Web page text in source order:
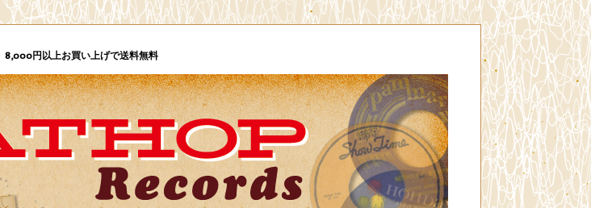
8,000円以上お買い上げで送料無料